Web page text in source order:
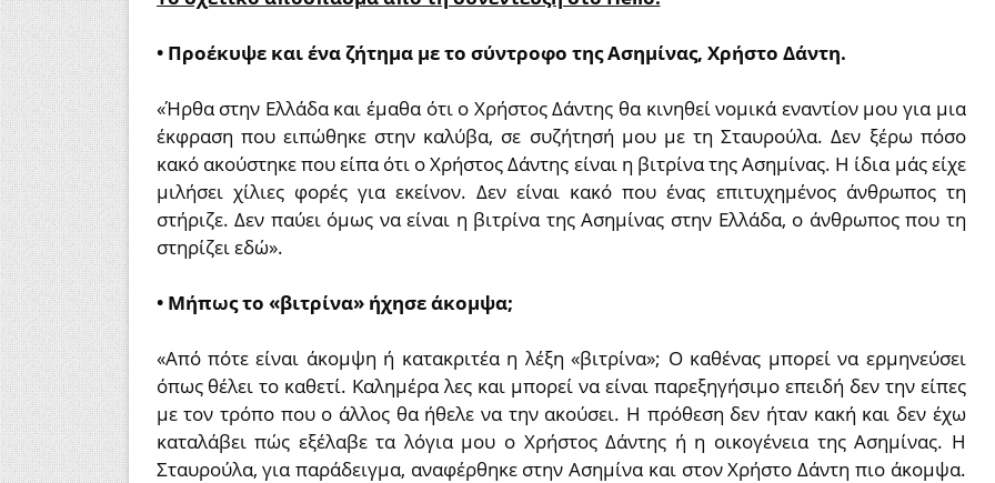
• Προέκυψε και ένα ζήτημα με το σύντροφο της Ασημίνας, Χρήστο Δάντη.
«Ήρθα στην Ελλάδα και έμαθα ότι ο Χρήστος Δάντης θα κινηθεί νομικά εναντίον μου για μια
έκφραση που ειπώθηκε στην καλύβα, σε συζήτησή μου με τη Σταυρούλα. Δεν ξέρω πόσο
κακό ακούστηκε που είπα ότι ο Χρήστος Δάντης είναι η βιτρίνα της Ασημίνας. Η ίδια μάς είχε
μιλήσει χίλιες φορές για εκείνον. Δεν είναι κακό που ένας επιτυχημένος άνθρωπος τη
στήριζε. Δεν παύει όμως να είναι η βιτρίνα της Ασημίνας στην Ελλάδα, ο άνθρωπος που τη
στηρίζει εδώ».
• Μήπως το «βιτρίνα» ήχησε άκομψα;
«Από πότε είναι άκομψη ή κατακριτέα η λέξη «βιτρίνα»; Ο καθένας μπορεί να ερμηνεύσει
όπως θέλει το καθετί. Καλημέρα λες και μπορεί να είναι παρεξηγήσιμο επειδή δεν την είπες
με τον τρόπο που ο άλλος θα ήθελε να την ακούσει. Η πρόθεση δεν ήταν κακή και δεν έχω
καταλάβει πώς εξέλαβε τα λόγια μου ο Χρήστος Δάντης ή η οικογένεια της Ασημίνας. Η
Σταυρούλα, για παράδειγμα, αναφέρθηκε στην Ασημίνα και στον Χρήστο Δάντη πιο άκομψα.